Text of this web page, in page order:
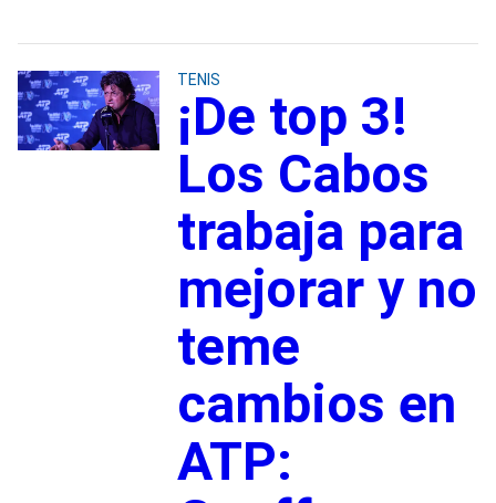
TENIS
¡De top 3!
Los Cabos
trabaja para
mejorar y no
teme
cambios en
ATP: